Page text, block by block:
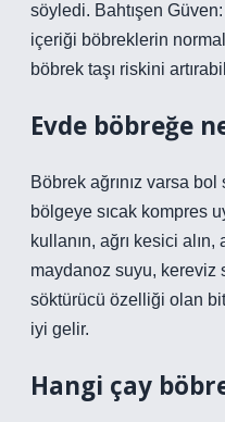
söyledi. Bahtışen
içeriği böbreklerin
böbrek taşı riskini
Evde böbreğe
Böbrek ağrınız varsa
bölgeye sıcak kompres
kullanın, ağrı kesici alın,
maydanoz suyu, kereviz
söktürücü özelliği olan
iyi gelir.
Hangi çay